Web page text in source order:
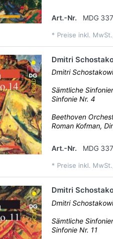
Art.-Nr. MDG
* Preise inkl.
Dmitri
Dmitri
Sämtliche
Sinfonie Nr. 4
Beethoven
Roman Kofman,
Art.-Nr. MDG
* Preise inkl.
Dmitri
Dmitri
Sämtliche
Sinfonie Nr. 11